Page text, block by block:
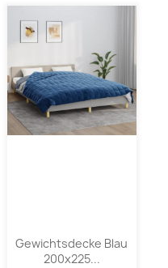
Gewichtsdecke Blau
200x225...